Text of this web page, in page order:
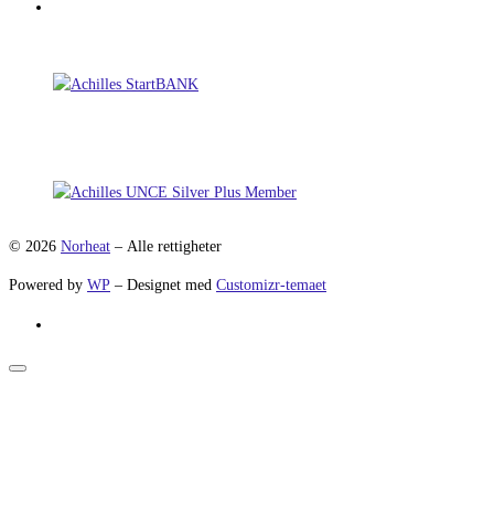
© 2026 Norheat – Alle rettigheter
Powered by WP – Designet med Customizr-temaet